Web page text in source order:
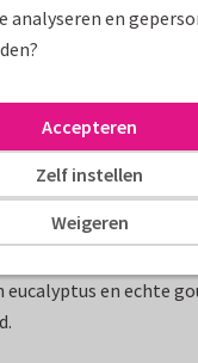
en echte
analyseren en
Weigeren
Zelf instellen
Accepteren